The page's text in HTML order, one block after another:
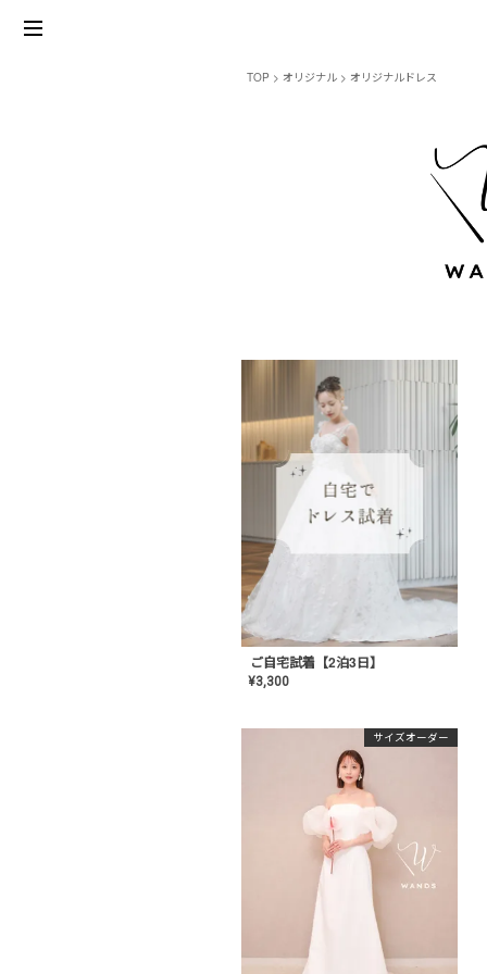
TOP オリジナル オリジナルドレス
ご自宅試着【2泊3日】
¥3,300
サイズオーダー